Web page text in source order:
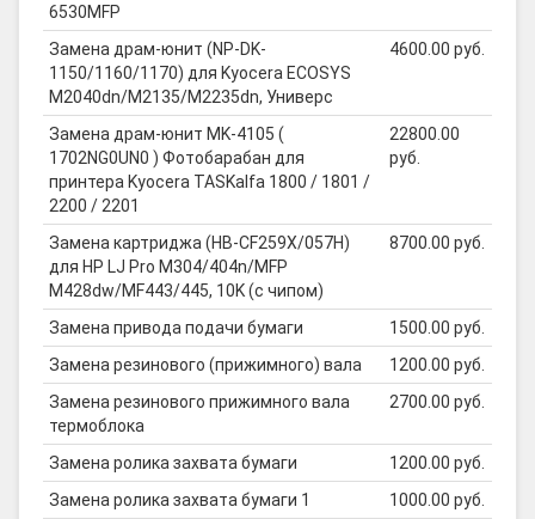
6530MFP
Замена драм-юнит (NP-DK-
1150/1160/1170) для Kyocera ECOSYS
M2040dn/M2135/M2235dn, Универс
4600.00 руб.
Замена драм-юнит MK-4105 (
1702NG0UN0 ) Фотобарабан для
принтера Kyocera TASKalfa 1800 / 1801 /
2200 / 2201
22800.00
руб.
Замена картриджа (HB-CF259X/057H)
для HP LJ Pro M304/404n/MFP
M428dw/MF443/445, 10K (с чипом)
8700.00 руб.
Замена привода подачи бумаги
1500.00 руб.
Замена резинового (прижимного) вала
1200.00 руб.
Замена резинового прижимного вала
термоблока
2700.00 руб.
Замена ролика захвата бумаги
1200.00 руб.
Замена ролика захвата бумаги 1
1000.00 руб.